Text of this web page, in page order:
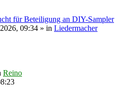
für Beteiligung an DIY-Sampler
09:34 » in Liedermacher
Reino